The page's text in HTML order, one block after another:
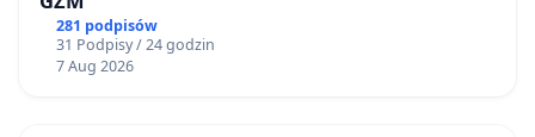
281 podpisów
31 Podpisy / 24 godzin
7 Aug 2026